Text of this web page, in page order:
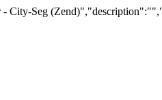
- City-Seg